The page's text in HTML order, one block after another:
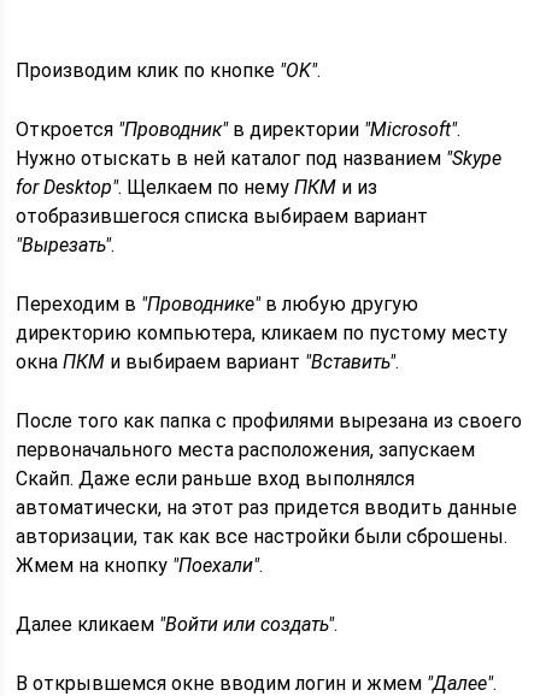
Производим клик по кнопке "OK".
Откроется "Проводник"в директории "Microsoft".
Нужно отыскать в ней каталог под названием "Skype
for Desktop". Щелкаем по немуПКМ и из
отобразившегося списка выбираем вариант
"Вырезать".
Переходим в "Проводнике"в любую другую
директорию компьютера, кликаем по пустому месту
окнаПКМ и выбираем вариант "Вставить".
После того как папка с профилями вырезана из своего
первоначального места расположения, запускаем
Скайп. Даже если раньше вход выполнялся
автоматически, на этот раз придется вводить данные
авторизации, так как все настройки были сброшены.
Жмем на кнопку "Поехали".
Далее кликаем "Войти или создать".
В открывшемся окне вводим логин и жмем "Далее".